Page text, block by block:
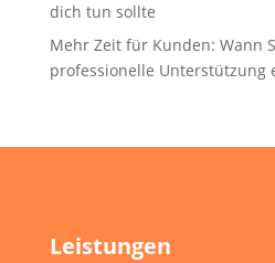
dich tun sollte
Mehr Zeit für Kunden: Wann
professionelle Unterstützung
Leistungen